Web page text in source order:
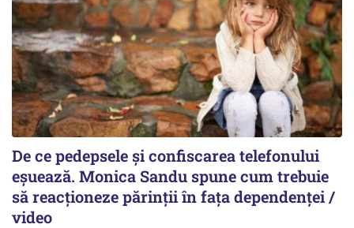
De ce pedepsele și confiscarea telefonului
eșuează. Monica Sandu spune cum trebuie
să reacționeze părinții în fața dependenței /
video